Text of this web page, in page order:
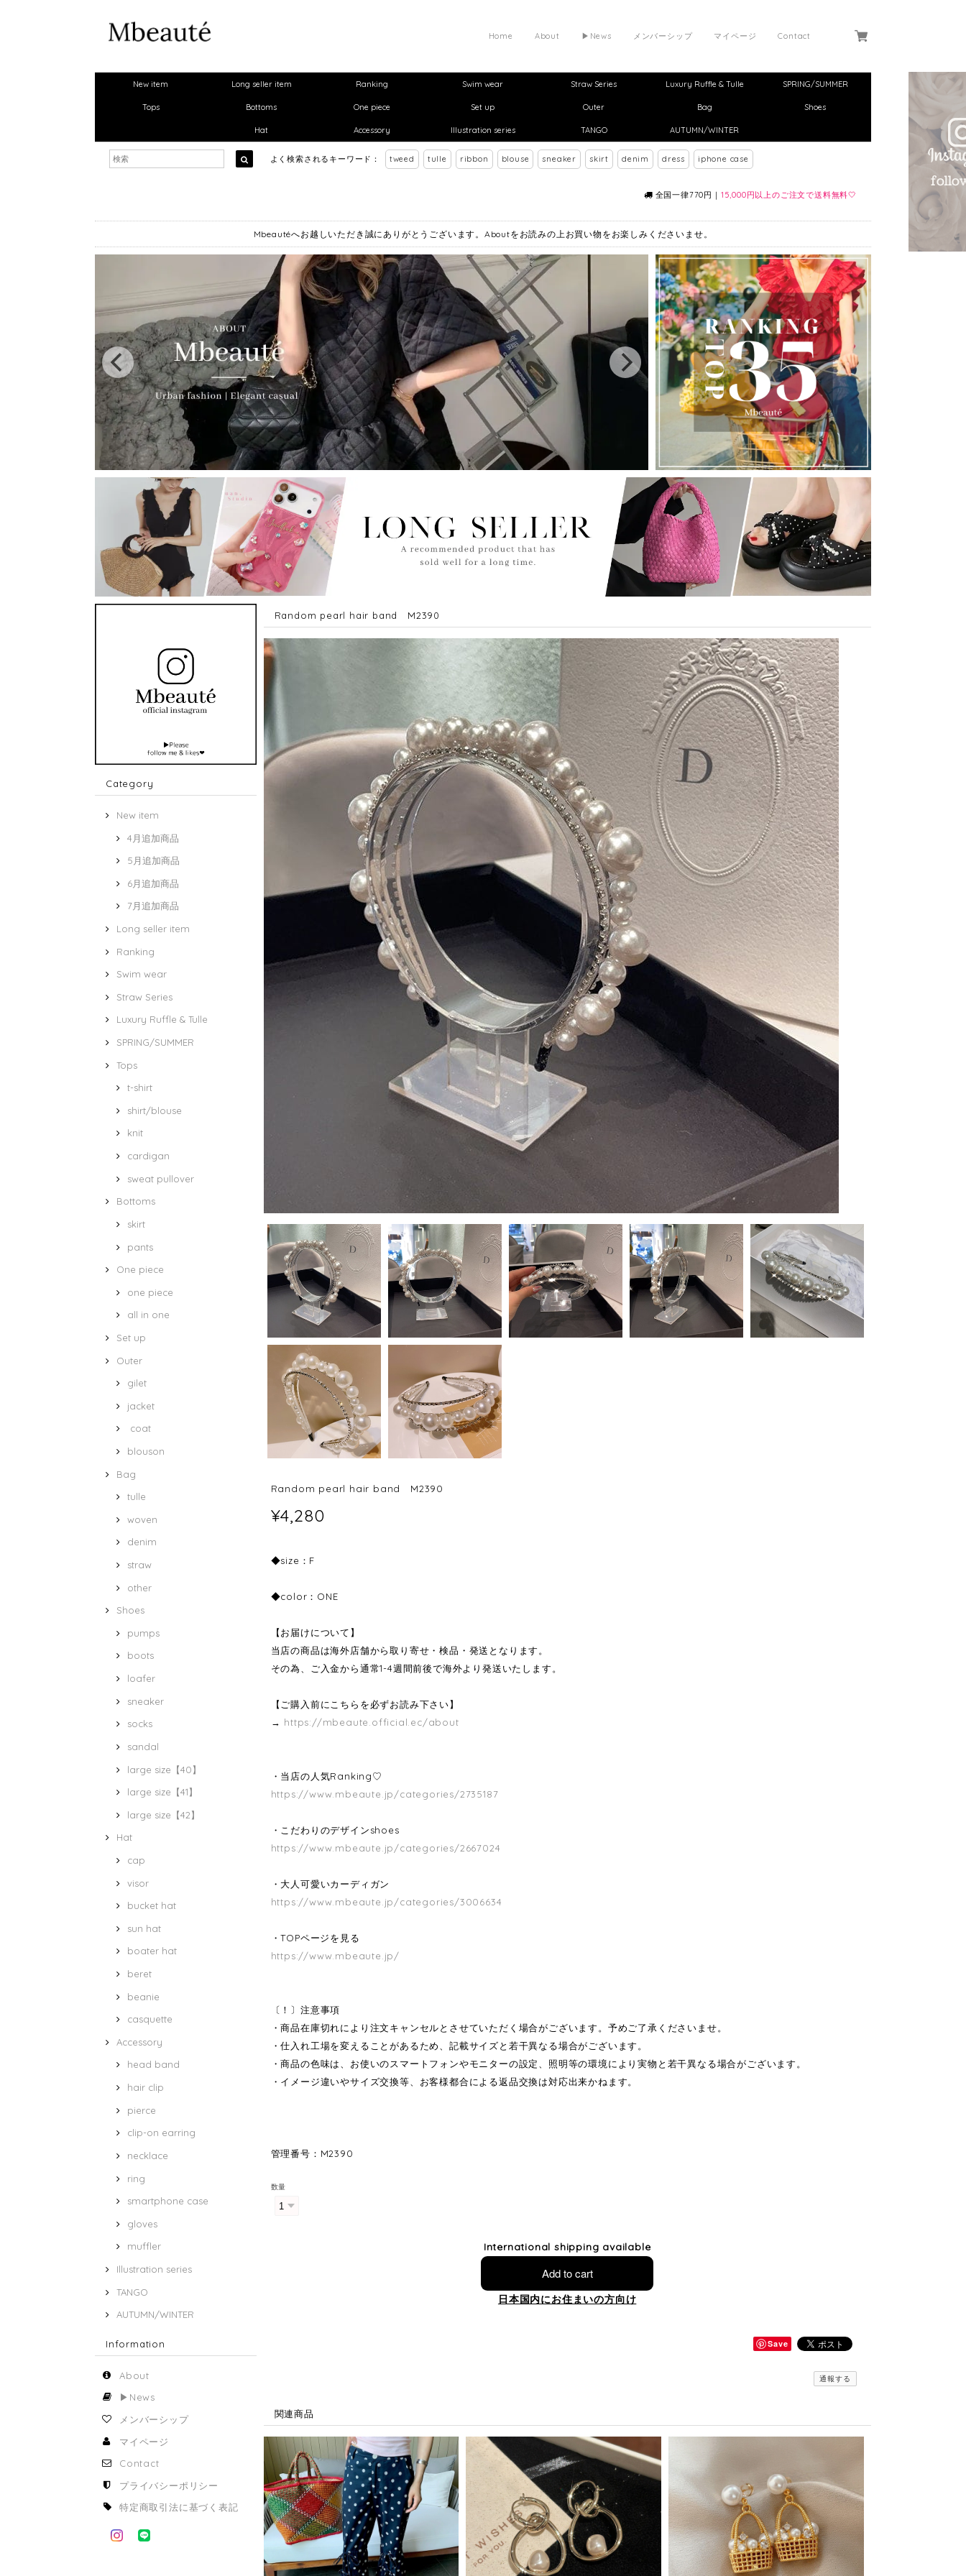
Contact
マイページ
メンバーシップ
▶︎News
About
Home
New item Long seller item Ranking Swim wear Straw Series Luxury Ruffle & Tulle SPRING/SUMMER
Tops Bottoms One piece Set up Outer Bag Shoes
Hat Accessory Illustration series TANGO AUTUMN/WINTER
よく検索されるキーワード： tweed tulle ribbon blouse sneaker skirt denim dress iphone case
全国一律770円｜ 15,000円以上のご注文で送料無料🤍
Mbeautéへお越しいただき誠にありがとうございます。Aboutをお読みの上お買い物をお楽しみくださいませ。
Category
New item
4月追加商品
5月追加商品
6月追加商品
7月追加商品
Long seller item
Ranking
Swim wear
Straw Series
Luxury Ruffle & Tulle
SPRING/SUMMER
Tops
t-shirt
shirt/blouse
knit
cardigan
sweat pullover
Bottoms
skirt
pants
One piece
one piece
all in one
Set up
Outer
gilet
jacket
coat
blouson
Bag
tulle
woven
denim
straw
other
Shoes
pumps
boots
loafer
sneaker
socks
sandal
large size【40】
large size【41】
large size【42】
Hat
cap
visor
bucket hat
sun hat
boater hat
beret
beanie
casquette
Accessory
head band
hair clip
pierce
clip-on earring
necklace
ring
smartphone case
gloves
muffler
Illustration series
TANGO
AUTUMN/WINTER
Information
About
▶︎News
メンバーシップ
マイページ
Contact
プライバシーポリシー
特定商取引法に基づく表記
Random pearl hair band M2390
Random pearl hair band M2390
¥4,280
◆size：F
◆color：ONE
【お届けについて】
当店の商品は海外店舗から取り寄せ・検品・発送となります。
その為、ご入金から通常1-4週間前後で海外より発送いたします。
【ご購入前にこちらを必ずお読み下さい】
→ https://mbeaute.official.ec/about
・当店の人気Ranking♡
https://www.mbeaute.jp/categories/2735187
・こだわりのデザインshoes
https://www.mbeaute.jp/categories/2667024
・大人可愛いカーディガン
https://www.mbeaute.jp/categories/3006634
・TOPページを見る
https://www.mbeaute.jp/
〔！〕注意事項
・商品在庫切れにより注文キャンセルとさせていただく場合がございます。予めご了承くださいませ。
・仕入れ工場を変えることがあるため、記載サイズと若干異なる場合がございます。
・商品の色味は、お使いのスマートフォンやモニターの設定、照明等の環境により実物と若干異なる場合がございます。
・イメージ違いやサイズ交換等、お客様都合による返品交換は対応出来かねます。
管理番号：M2390
数量
International shipping available
Add to cart
日本国内にお住まいの方向け
Save
通報する
関連商品